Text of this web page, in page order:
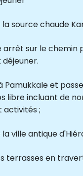
la source chaude
arrêt sur le chemin
déjeuner.
Pamukkale et
libre incluant de
activités ;
ville antique
terrasses en